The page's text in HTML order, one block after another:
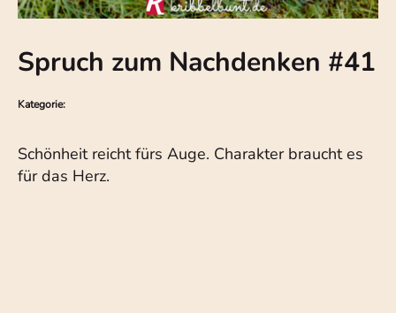
Spruch zum Nachdenken #41
Kategorie:
Schönheit reicht fürs Auge. Charakter braucht es
für das Herz.